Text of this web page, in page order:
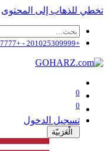
تخطي للذهاب إلى المحتوى
+201025309999 - +201025307777
0
0
تسجيل الدخول
الْعَرَبيّة